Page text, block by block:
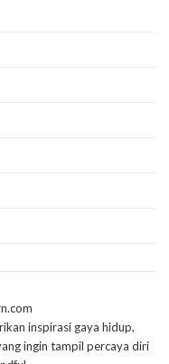
inspirasi gaya hidup,
ingin tampil percaya diri